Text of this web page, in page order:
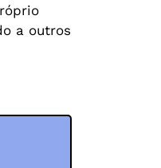
a outros